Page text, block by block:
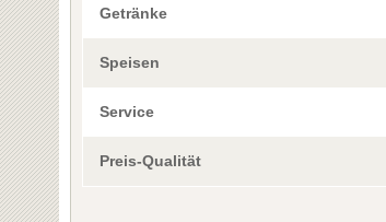
Getränke
Speisen
Service
Preis-Qualität